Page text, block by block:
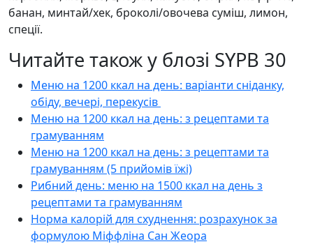
банан, минтай/хек, броколі/овочева суміш, лимон,
спеції.
Читайте також у блозі SYPB 30
Меню на 1200 ккал на день: варіанти сніданку,
обіду, вечері, перекусів
Меню на 1200 ккал на день: з рецептами та
грамуванням
Меню на 1200 ккал на день: з рецептами та
грамуванням (5 прийомів їжі)
Рибний день: меню на 1500 ккал на день з
рецептами та грамуванням
Норма калорій для схуднення: розрахунок за
формулою Міффліна Сан Жеора